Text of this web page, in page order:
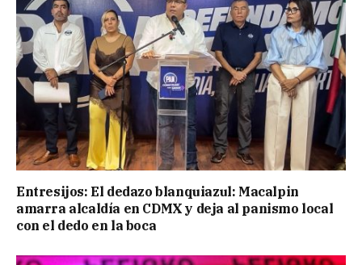
Entresijos: El dedazo blanquiazul: Macalpin
amarra alcaldía en CDMX y deja al panismo local
con el dedo en la boca